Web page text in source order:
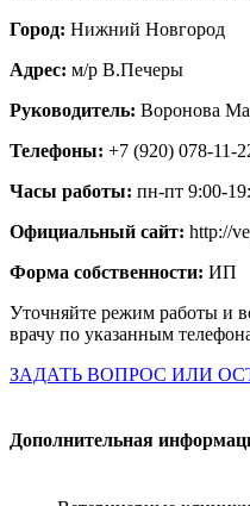
Город: Нижний Новгород
Адрес: м/р В.Печеры
Руководитель: Воронова
Телефоны: +7 (920) 078-11-
Часы работы: пн-пт 9:00-
Официальный сайт: http://
Форма собственности: ИП
Уточняйте режим работы и
врачу по указанным
ЗАДАТЬ ВОПРОС ИЛИ
Дополнительная